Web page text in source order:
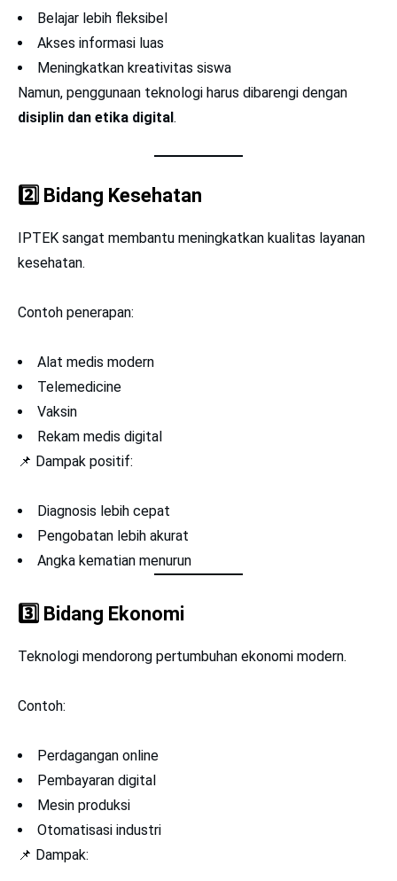
Belajar lebih fleksibel
Akses informasi luas
Meningkatkan kreativitas siswa
Namun, penggunaan teknologi harus dibarengi dengan
disiplin dan etika digital.
2️⃣ Bidang Kesehatan
IPTEK sangat membantu meningkatkan kualitas layanan
kesehatan.
Contoh penerapan:
Alat medis modern
Telemedicine
Vaksin
Rekam medis digital
📌 Dampak positif:
Diagnosis lebih cepat
Pengobatan lebih akurat
Angka kematian menurun
3️⃣ Bidang Ekonomi
Teknologi mendorong pertumbuhan ekonomi modern.
Contoh:
Perdagangan online
Pembayaran digital
Mesin produksi
Otomatisasi industri
📌 Dampak: